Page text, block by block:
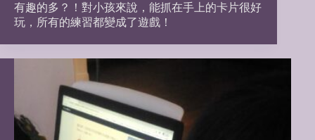
有趣的多？！對小孩來說，能抓在手上的卡片很好
玩，所有的練習都變成了遊戲！